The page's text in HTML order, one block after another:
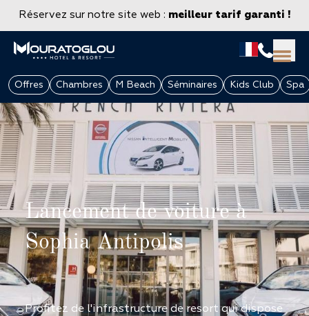
Réservez sur notre site web : meilleur tarif garanti !
GROUPES & ENTREPRISES
Offres Chambres M Beach Séminaires Kids Club Spa
Lancement de voiture à
Sophia Antipolis
Profitez de l'infrastructure de resort qui dispose